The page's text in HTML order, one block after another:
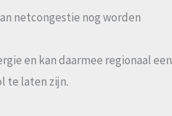
netcongestie nog worden
en kan daarmee regionaal een
te laten zijn.